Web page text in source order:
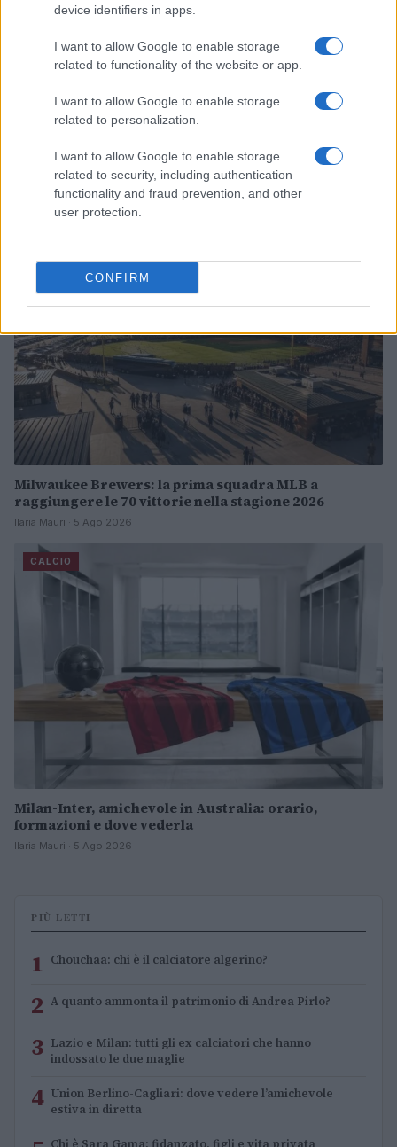
device identifiers in apps.
I want to allow Google to enable storage
related to functionality of the website or app.
I want to allow Google to enable storage
related to personalization.
I want to allow Google to enable storage
related to security, including authentication
functionality and fraud prevention, and other
user protection.
CONFIRM
Napoli-Osasuna 2-1: la cronaca dettagliata
dell’amichevole del 5 agosto 2026
Ilaria Mauri · 5 Ago 2026
Milwaukee Brewers: la prima squadra MLB a
raggiungere le 70 vittorie nella stagione 2026
Ilaria Mauri · 5 Ago 2026
CALCIO
Milan-Inter, amichevole in Australia: orario,
formazioni e dove vederla
Ilaria Mauri · 5 Ago 2026
PIÙ LETTI
1 Chouchaa: chi è il calciatore algerino?
2 A quanto ammonta il patrimonio di Andrea Pirlo?
3 Lazio e Milan: tutti gli ex calciatori che hanno
indossato le due maglie
4 Union Berlino-Cagliari: dove vedere l’amichevole
estiva in diretta
Chi è Sara Gama: fidanzato, figli e vita privata